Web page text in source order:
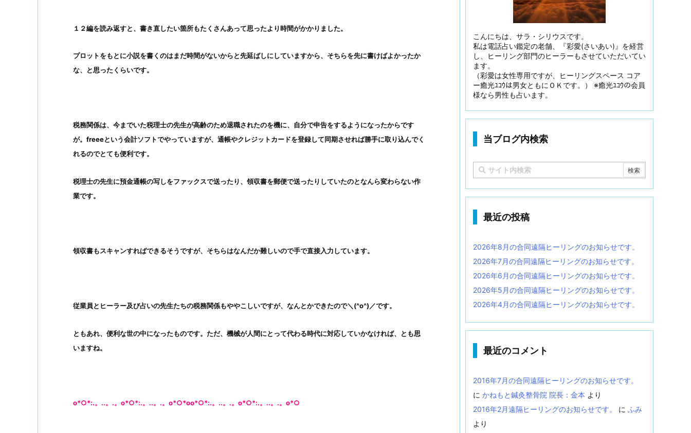
１２編を読み返すと、書き直したい箇所もたくさんあって思ったより時間がかかりました。
プロットをもとに小説を書くのはまだ時間がないからと先延ばしにしていますから、そちらを先に書けばよかったか
な、と思ったくらいです。
税務関係は、今までいた税理士の先生が高齢のため退職されたのを機に、自分で申告をするようになったからです
が。 freeeという会計ソフトでやっていますが、通帳やクレジットカードを登録して同期させれば勝手に取り込んでく
れるのでとても便利です。
税理士の先生に預金通帳の写しをファックスで送ったり、領収書を郵便で送ったりしていたのとなんら変わらない作
業です。
領収書もスキャンすればできるそうですが、そちらはなんだか難しいので手で直接入力しています。
従業員とヒーラー及び占いの先生たちの税務関係もややこしいですが、なんとかできたので＼(^o^)／です。
ともあれ、便利な世の中になったものです。 ただ、機械が人間にとって代わる時代に対応していかなければ、とも思
いますね。
o*○*:.。..。.。o*○*:.。..。.。o*○*oo*○*:.。..。.。o*○*:.。..。.。o*○
こんにちは、サラ・シリウスです。
私は電話占い鑑定の老舗、『彩愛(さいあい)』を経営
し、ヒーリング部門のヒーラーもさせていただいてい
ます。
（彩愛は女性専用ですが、ヒーリングスペース コア
ー癒光ﾕｺｳは男女ともにＯＫです。） ※癒光ﾕｺｳの会員
様なら男性も占います。
当ブログ内検索
最近の投稿
2026年8月の合同遠隔ヒーリングのお知らせです。
2026年7月の合同遠隔ヒーリングのお知らせです。
2026年6月の合同遠隔ヒーリングのお知らせです。
2026年5月の合同遠隔ヒーリングのお知らせです。
2026年4月の合同遠隔ヒーリングのお知らせです。
最近のコメント
2016年7月の合同遠隔ヒーリングのお知らせです。
に かねもと鍼灸整骨院 院長：金本 より
2016年2月遠隔ヒーリングのお知らせです。
に ふみ
より